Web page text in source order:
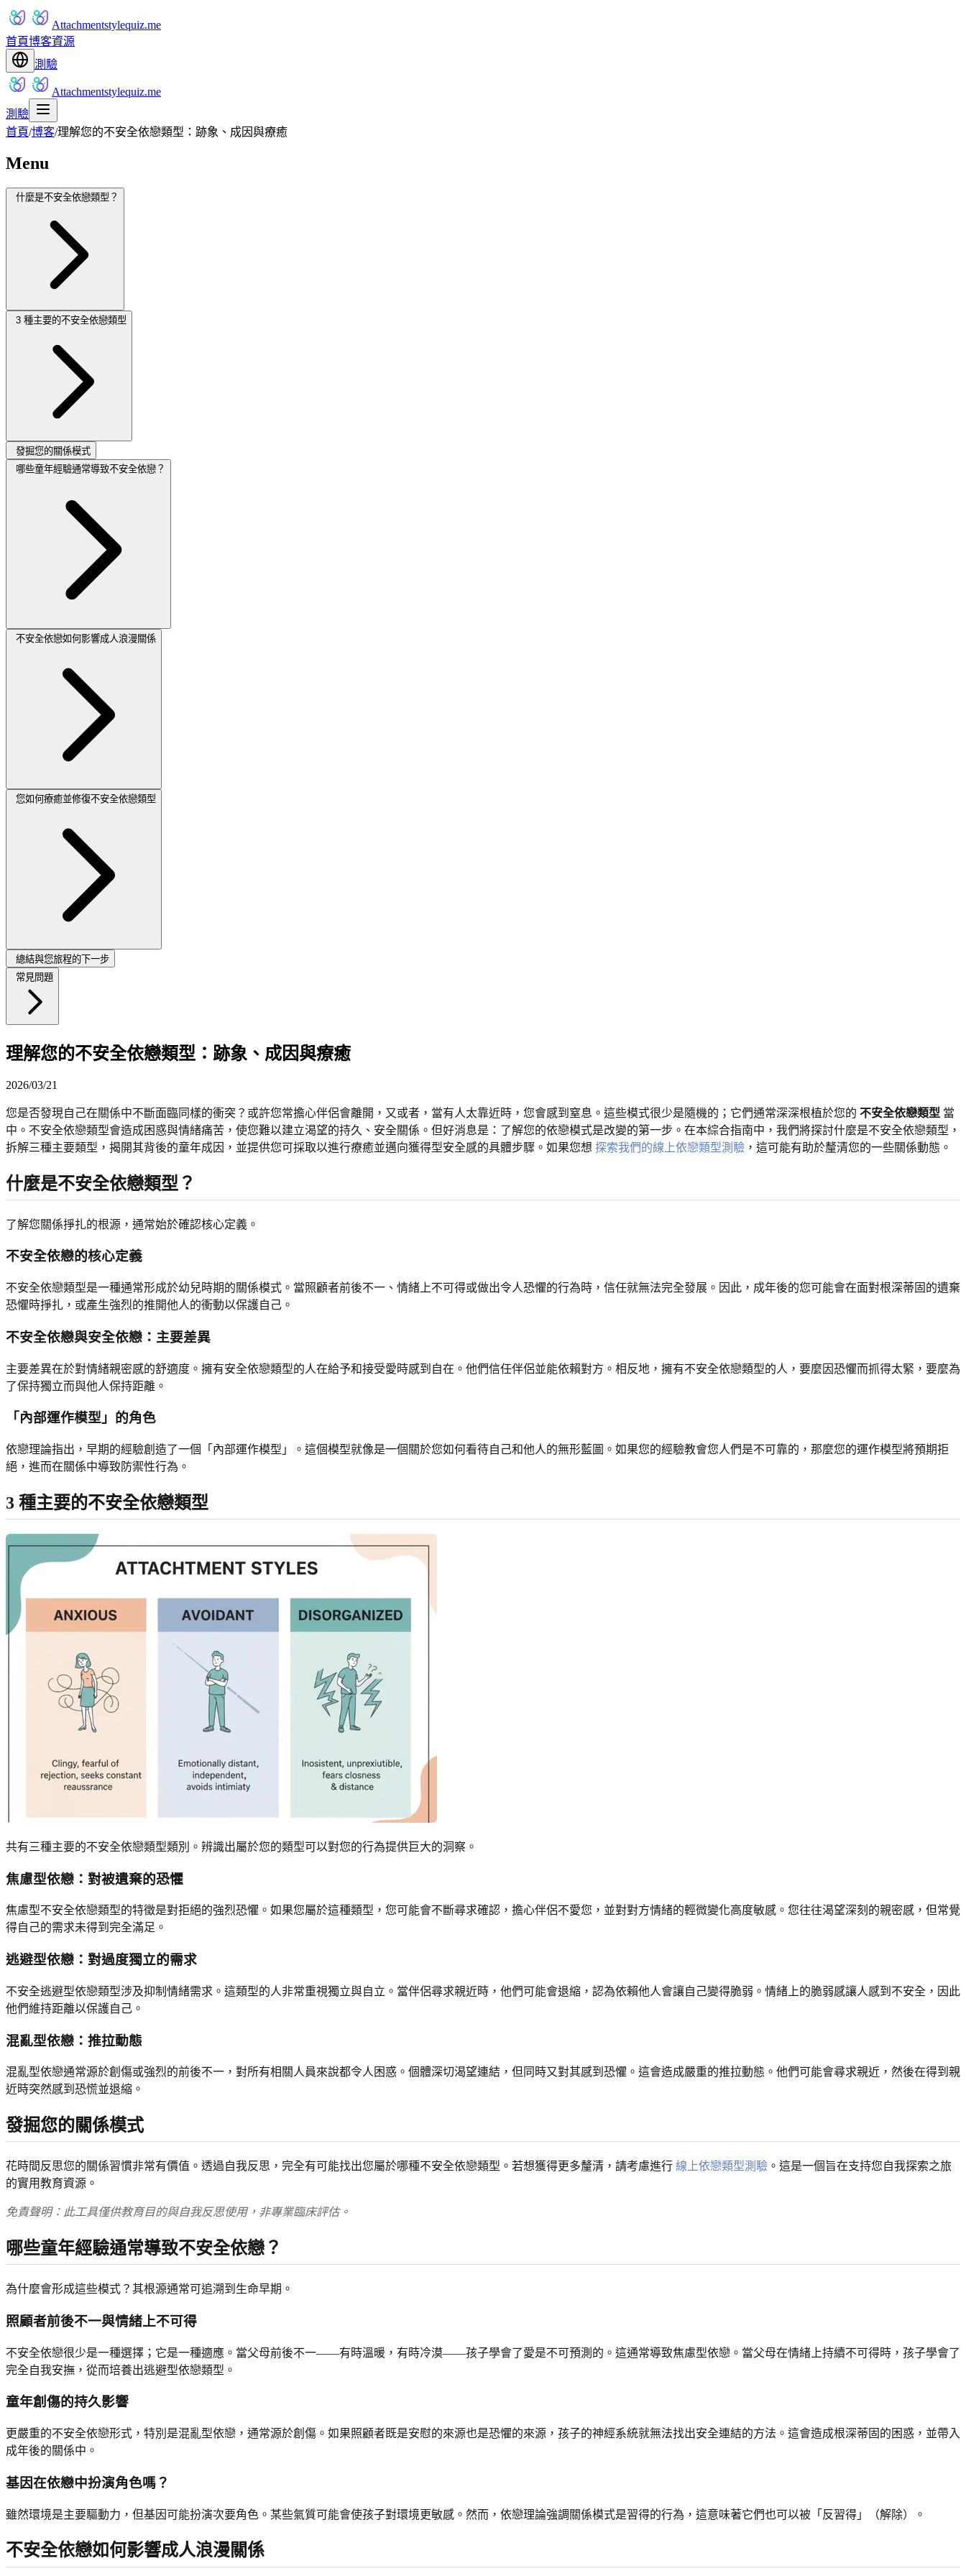
Attachmentstylequiz.me
首頁博客資源
測驗
Attachmentstylequiz.me
測驗
首頁/博客/理解您的不安全依戀類型：跡象、成因與療癒
Menu
什麼是不安全依戀類型？
3 種主要的不安全依戀類型
發掘您的關係模式
哪些童年經驗通常導致不安全依戀？
不安全依戀如何影響成人浪漫關係
您如何療癒並修復不安全依戀類型
總結與您旅程的下一步
常見問題
理解您的不安全依戀類型：跡象、成因與療癒
2026/03/21
您是否發現自己在關係中不斷面臨同樣的衝突？或許您常擔心伴侶會離開，又或者，當有人太靠近時，您會感到窒息。這些模式很少是隨機的；它們通常深深根植於您的 不安全依戀類型 當
中。不安全依戀類型會造成困惑與情緒痛苦，使您難以建立渴望的持久、安全關係。但好消息是：了解您的依戀模式是改變的第一步。在本綜合指南中，我們將探討什麼是不安全依戀類型，
拆解三種主要類型，揭開其背後的童年成因，並提供您可採取以進行療癒並邁向獲得型安全感的具體步驟。如果您想 探索我們的線上依戀類型測驗 ，這可能有助於釐清您的一些關係動態。
什麼是不安全依戀類型？
了解您關係掙扎的根源，通常始於確認核心定義。
不安全依戀的核心定義
不安全依戀類型是一種通常形成於幼兒時期的關係模式。當照顧者前後不一、情緒上不可得或做出令人恐懼的行為時，信任就無法完全發展。因此，成年後的您可能會在面對根深蒂固的遺棄
恐懼時掙扎，或產生強烈的推開他人的衝動以保護自己。
不安全依戀與安全依戀：主要差異
主要差異在於對情緒親密感的舒適度。擁有安全依戀類型的人在給予和接受愛時感到自在。他們信任伴侶並能依賴對方。相反地，擁有不安全依戀類型的人，要麼因恐懼而抓得太緊，要麼為
了保持獨立而與他人保持距離。
「內部運作模型」的角色
依戀理論指出，早期的經驗創造了一個「內部運作模型」。這個模型就像是一個關於您如何看待自己和他人的無形藍圖。如果您的經驗教會您人們是不可靠的，那麼您的運作模型將預期拒
絕，進而在關係中導致防禦性行為。
3 種主要的不安全依戀類型
共有三種主要的不安全依戀類型類別。辨識出屬於您的類型可以對您的行為提供巨大的洞察。
焦慮型依戀：對被遺棄的恐懼
焦慮型不安全依戀類型的特徵是對拒絕的強烈恐懼。如果您屬於這種類型，您可能會不斷尋求確認，擔心伴侶不愛您，並對對方情緒的輕微變化高度敏感。您往往渴望深刻的親密感，但常覺
得自己的需求未得到完全滿足。
逃避型依戀：對過度獨立的需求
不安全逃避型依戀類型涉及抑制情緒需求。這類型的人非常重視獨立與自立。當伴侶尋求親近時，他們可能會退縮，認為依賴他人會讓自己變得脆弱。情緒上的脆弱感讓人感到不安全，因此
他們維持距離以保護自己。
混亂型依戀：推拉動態
混亂型依戀通常源於創傷或強烈的前後不一，對所有相關人員來說都令人困惑。個體深切渴望連結，但同時又對其感到恐懼。這會造成嚴重的推拉動態。他們可能會尋求親近，然後在得到親
近時突然感到恐慌並退縮。
發掘您的關係模式
花時間反思您的關係習慣非常有價值。透過自我反思，完全有可能找出您屬於哪種不安全依戀類型。若想獲得更多釐清，請考慮進行 線上依戀類型測驗 。這是一個旨在支持您自我探索之旅
的實用教育資源。
免責聲明：此工具僅供教育目的與自我反思使用，非專業臨床評估。
哪些童年經驗通常導致不安全依戀？
為什麼會形成這些模式？其根源通常可追溯到生命早期。
照顧者前後不一與情緒上不可得
不安全依戀很少是一種選擇；它是一種適應。當父母前後不一——有時溫暖，有時冷漠——孩子學會了愛是不可預測的。這通常導致焦慮型依戀。當父母在情緒上持續不可得時，孩子學會了
完全自我安撫，從而培養出逃避型依戀類型。
童年創傷的持久影響
更嚴重的不安全依戀形式，特別是混亂型依戀，通常源於創傷。如果照顧者既是安慰的來源也是恐懼的來源，孩子的神經系統就無法找出安全連結的方法。這會造成根深蒂固的困惑，並帶入
成年後的關係中。
基因在依戀中扮演角色嗎？
雖然環境是主要驅動力，但基因可能扮演次要角色。某些氣質可能會使孩子對環境更敏感。然而，依戀理論強調關係模式是習得的行為，這意味著它們也可以被「反習得」（解除）。
不安全依戀如何影響成人浪漫關係